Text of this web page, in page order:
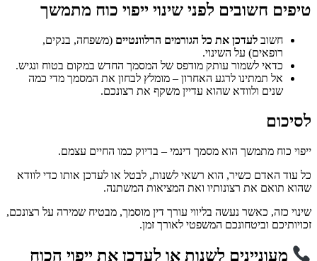
טיפים חשובים לפני שינוי ייפוי כוח מתמשך
חשוב לעדכן את כל הגורמים הרלוונטיים (משפחה, בנקים,
רופאים) על השינוי.
כדאי לשמור עותק מודפס של המסמך החדש במקום בטוח ונגיש.
אל תמתינו לרגע האחרון – מומלץ לבחון את המסמך מדי כמה
שנים ולוודא שהוא עדיין משקף את רצונכם.
לסיכום
ייפוי כוח מתמשך הוא מסמך דינמי – בדיוק כמו החיים עצמם.
כל עוד האדם כשיר, הוא רשאי לשנות, לבטל או לעדכן אותו כדי לוודא
שהוא תואם את רצונותיו ואת המציאות המשתנה.
שינוי כזה, כאשר נעשה בליווי עורך דין מוסמך, מבטיח שמירה על רצונכם,
זכויותיכם וביטחונכם המשפטי לאורך זמן.
מעוניינים לשנות או לעדכן את ייפוי הכוח